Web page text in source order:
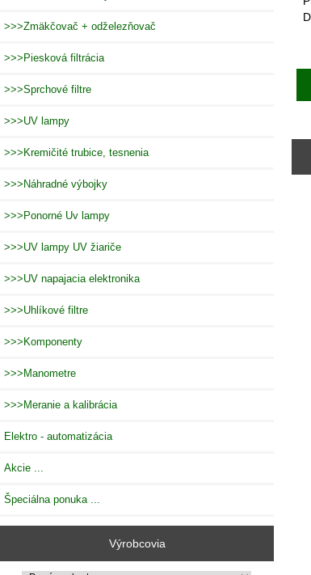
>>>Zmäkčovač + odželezňovač
>>>Piesková filtrácia
>>>Sprchové filtre
>>>UV lampy
>>>Kremičité trubice, tesnenia
>>>Náhradné výbojky
>>>Ponorné Uv lampy
>>>UV lampy UV žiariče
>>>UV napajacia elektronika
>>>Uhlíkové filtre
>>>Komponenty
>>>Manometre
>>>Meranie a kalibrácia
Elektro - automatizácia
Akcie ...
Špeciálna ponuka ...
Výrobcovia